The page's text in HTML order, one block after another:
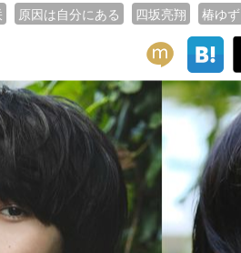
原因は自分にある 四坂亮翔 椿ゆず